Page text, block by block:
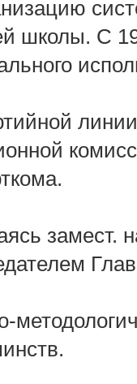
школы. С
замест.